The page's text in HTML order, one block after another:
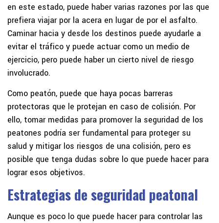
en este estado, puede haber varias razones por las que
prefiera viajar por la acera en lugar de por el asfalto.
Caminar hacia y desde los destinos puede ayudarle a
evitar el tráfico y puede actuar como un medio de
ejercicio, pero puede haber un cierto nivel de riesgo
involucrado.
Como peatón, puede que haya pocas barreras
protectoras que le protejan en caso de colisión. Por
ello, tomar medidas para promover la seguridad de los
peatones podría ser fundamental para proteger su
salud y mitigar los riesgos de una colisión, pero es
posible que tenga dudas sobre lo que puede hacer para
lograr esos objetivos.
Estrategias de seguridad peatonal
Aunque es poco lo que puede hacer para controlar las